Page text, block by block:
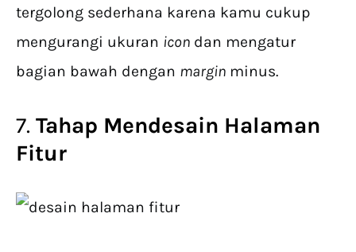
tergolong sederhana karena kamu cukup
mengurangi ukuran icon dan mengatur
bagian bawah dengan margin minus.
7. Tahap Mendesain Halaman
Fitur